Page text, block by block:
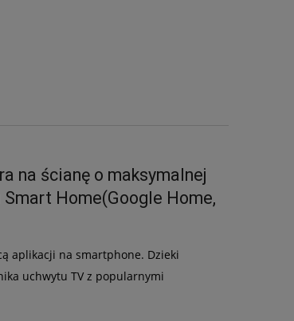
na ścianę o maksymalnej
Home(Google Home,
aplikacji na smartphone. Dzieki
uchwytu TV z popularnymi